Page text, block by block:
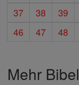
37
38 39
46
47 48
Mehr Bibel